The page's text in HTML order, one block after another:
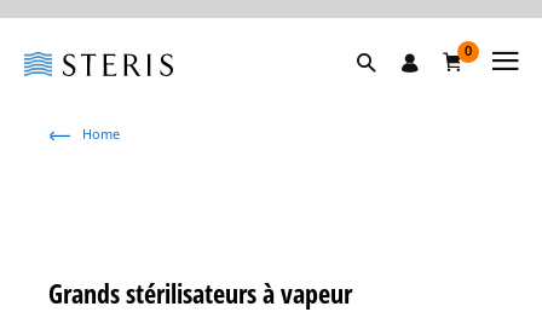
0
Home
Grands stérilisateurs à vapeur